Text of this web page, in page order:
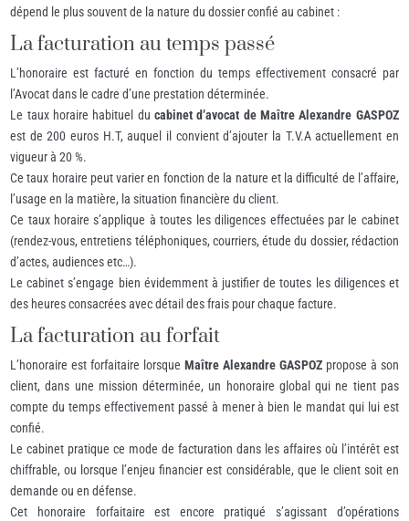
dépend le plus souvent de la nature du dossier confié au cabinet :
La facturation au temps passé
L’honoraire est facturé en fonction du temps effectivement consacré par
l’Avocat dans le cadre d’une prestation déterminée.
Le taux horaire habituel du cabinet d’avocat de Maître Alexandre GASPOZ
est de 200 euros H.T, auquel il convient d’ajouter la T.V.A actuellement en
vigueur à 20 %.
Ce taux horaire peut varier en fonction de la nature et la difficulté de l’affaire,
l’usage en la matière, la situation financière du client.
Ce taux horaire s’applique à toutes les diligences effectuées par le cabinet
(rendez-vous, entretiens téléphoniques, courriers, étude du dossier, rédaction
d’actes, audiences etc…).
Le cabinet s’engage bien évidemment à justifier de toutes les diligences et
des heures consacrées avec détail des frais pour chaque facture.
La facturation au forfait
L’honoraire est forfaitaire lorsqueMaître Alexandre GASPOZpropose à son
client, dans une mission déterminée, un honoraire global qui ne tient pas
compte du temps effectivement passé à mener à bien le mandat qui lui est
confié.
Le cabinet pratique ce mode de facturation dans les affaires où l’intérêt est
chiffrable, ou lorsque l’enjeu financier est considérable, que le client soit en
demande ou en défense.
Cet honoraire forfaitaire est encore pratiqué s’agissant d’opérations